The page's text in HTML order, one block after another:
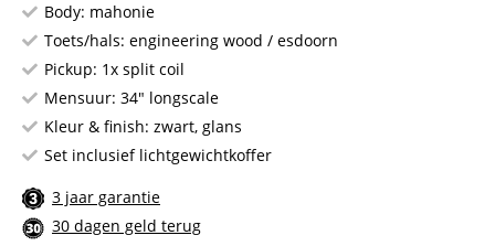
Body: mahonie
Toets/hals: engineering wood / esdoorn
Pickup: 1x split coil
Mensuur: 34" longscale
Kleur & finish: zwart, glans
Set inclusief lichtgewichtkoffer
3 jaar garantie
30 dagen geld terug